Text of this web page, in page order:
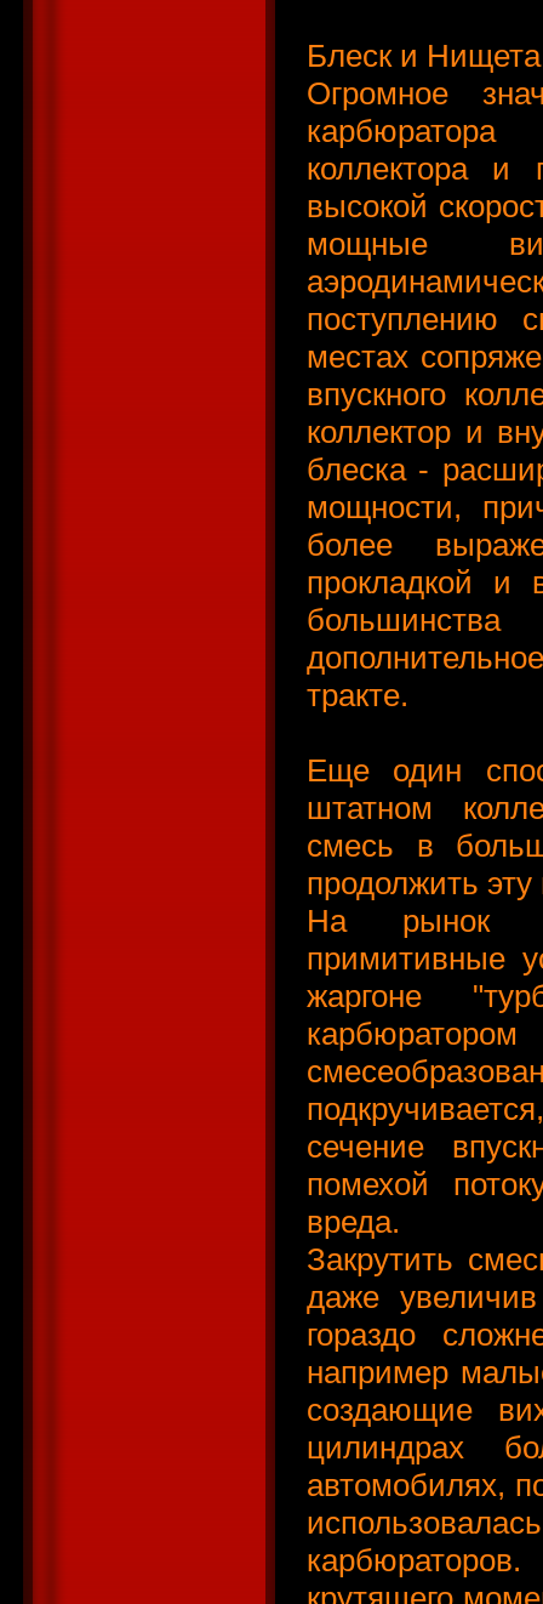
Блеск и Нищета
Огромное
карбюратора
коллектора и
высокой
мощные
поступлению
местах
впускного
коллектор и
блеска -
мощности,
более
прокладкой и
тракте.
Еще один
штатном
смесь в
продолжить эту
На рынок
примитивные
жаргоне
сечение
помехой
вреда.
Закрутить
даже
гораздо
например
создающие
цилиндрах
автомобилях,